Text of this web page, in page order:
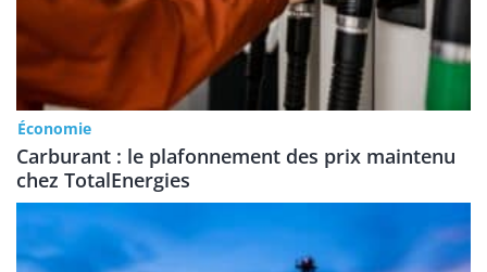
Économie
Carburant : le plafonnement des prix maintenu
chez TotalEnergies